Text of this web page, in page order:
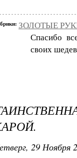
ЗОЛОТЫЕ
Спасибо
своих
29 Ноября